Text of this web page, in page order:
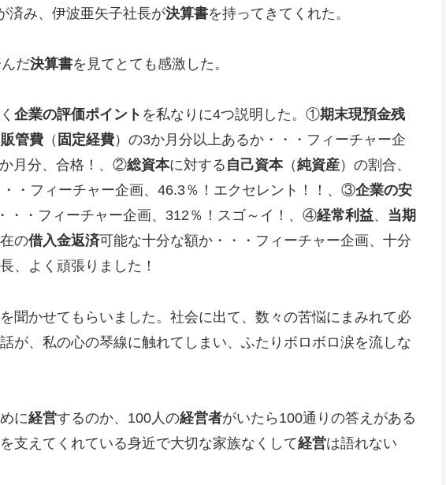
済み、伊波亜矢子社長が決算書を持ってきてくれた。
だ決算書を見てとても感激した。
企業の評価ポイント を私なりに4つ説明した。①期末現預金残
販管費 （ 固定経費）の3か月分以上あるか・・・フィーチャー企
月分、合格！、②総資本に対する 自己資本（純資産）の割合、
・フィーチャー企画、46.3％！エクセレント！！、③企業の安
・・フィーチャー企画、312％！スゴ～イ！、④経常利益、 当期
の借入金返済可能な十分な額か・・・フィーチャー企画、十分
、よく頑張りました！
聞かせてもらいました。社会に出て、数々の苦悩にまみれて必
が、私の心の琴線に触れてしまい、ふたりボロボロ涙を流しな
に経営するのか、100人の経営者がいたら100通りの答えがある
を支えてくれている身近で大切な家族なくして経営は語れない